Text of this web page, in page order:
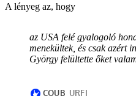
A lényeg az, hogy
az USA felé gyalogoló
menekültek, és csak azért
György felültette őket